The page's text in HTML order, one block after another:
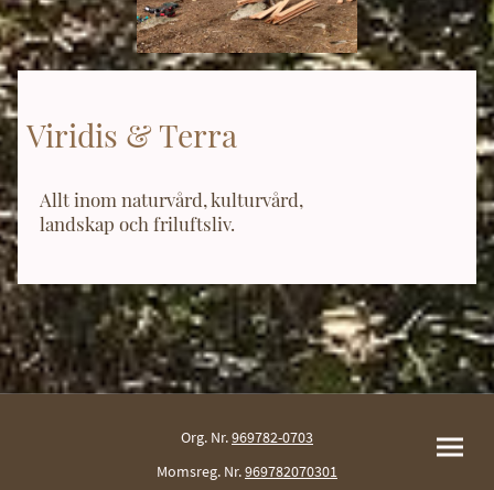
Viridis & Terra
Allt inom naturvård, kulturvård,
landskap och friluftsliv.
Org. Nr.969782-0703
Momsreg. Nr.969782070301